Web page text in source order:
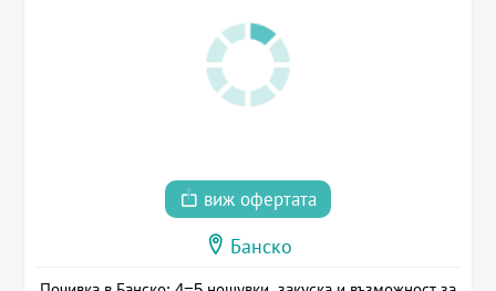
виж офертата
Банско